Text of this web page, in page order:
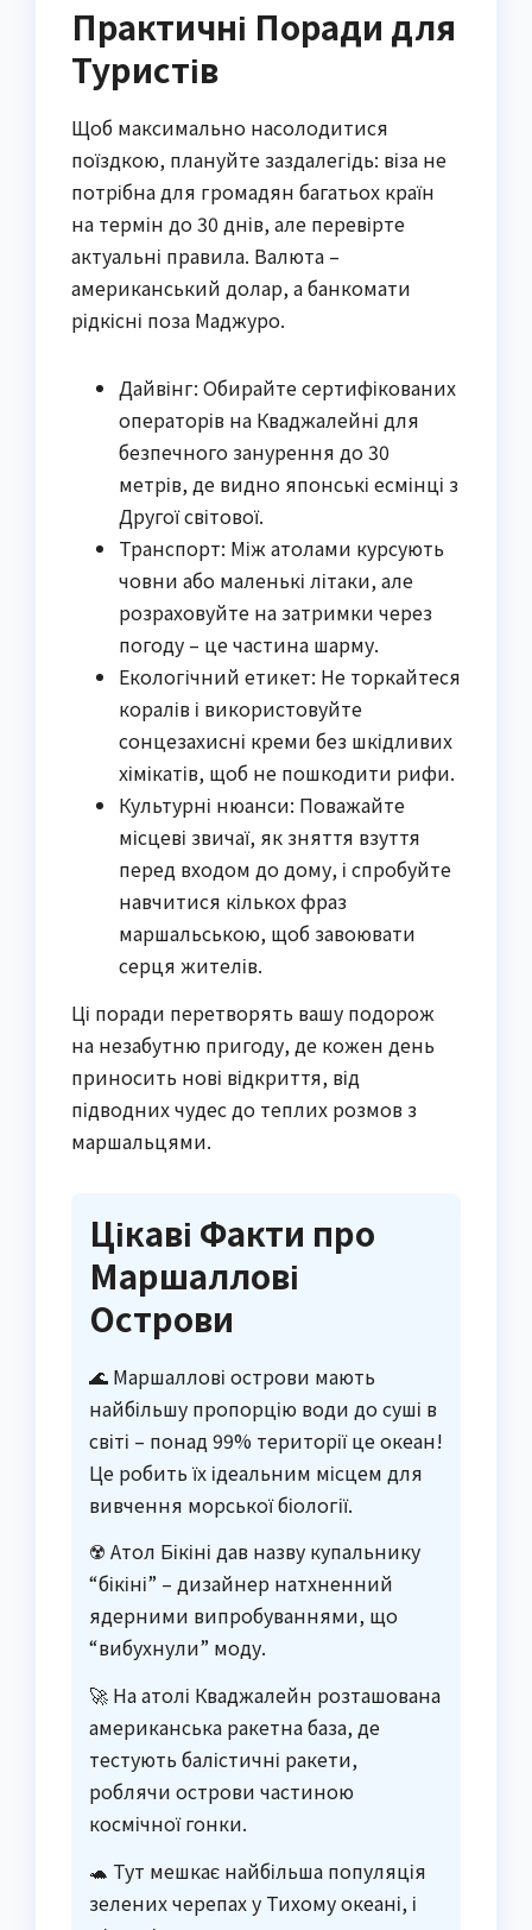
Практичні Поради для
Туристів
Щоб максимально насолодитися
поїздкою, плануйте заздалегідь: віза не
потрібна для громадян багатьох країн
на термін до 30 днів, але перевірте
актуальні правила. Валюта –
американський долар, а банкомати
рідкісні поза Маджуро.
Дайвінг: Обирайте сертифікованих
операторів на Кваджалейні для
безпечного занурення до 30
метрів, де видно японські есмінці з
Другої світової.
Транспорт: Між атолами курсують
човни або маленькі літаки, але
розраховуйте на затримки через
погоду – це частина шарму.
Екологічний етикет: Не торкайтеся
коралів і використовуйте
сонцезахисні креми без шкідливих
хімікатів, щоб не пошкодити рифи.
Культурні нюанси: Поважайте
місцеві звичаї, як зняття взуття
перед входом до дому, і спробуйте
навчитися кількох фраз
маршальською, щоб завоювати
серця жителів.
Ці поради перетворять вашу подорож
на незабутню пригоду, де кожен день
приносить нові відкриття, від
підводних чудес до теплих розмов з
маршальцями.
Цікаві Факти про
Маршаллові
Острови
🌊 Маршаллові острови мають
найбільшу пропорцію води до суші в
світі – понад 99% території це океан!
Це робить їх ідеальним місцем для
вивчення морської біології.
☢️ Атол Бікіні дав назву купальнику
“бікіні” – дизайнер натхненний
ядерними випробуваннями, що
“вибухнули” моду.
🚀 На атолі Кваджалейн розташована
американська ракетна база, де
тестують балістичні ракети,
роблячи острови частиною
космічної гонки.
🐢 Тут мешкає найбільша популяція
зелених черепах у Тихому океані, і